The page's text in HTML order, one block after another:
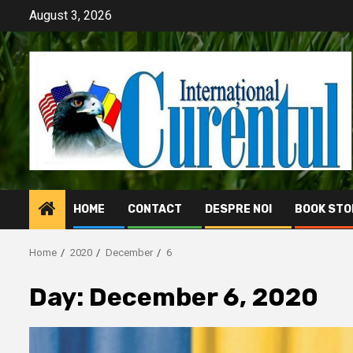
content
August 3, 2026
HOME CONTACT DESPRE NOI BOOK
Home 2020 December 6
Day: December 6, 2020